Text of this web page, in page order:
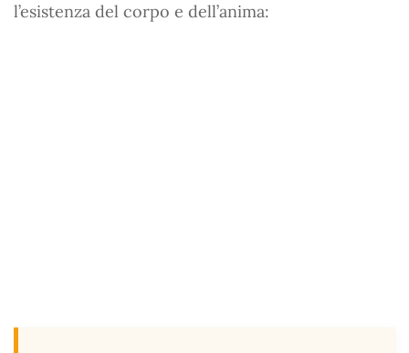
l’esistenza del corpo e dell’anima: